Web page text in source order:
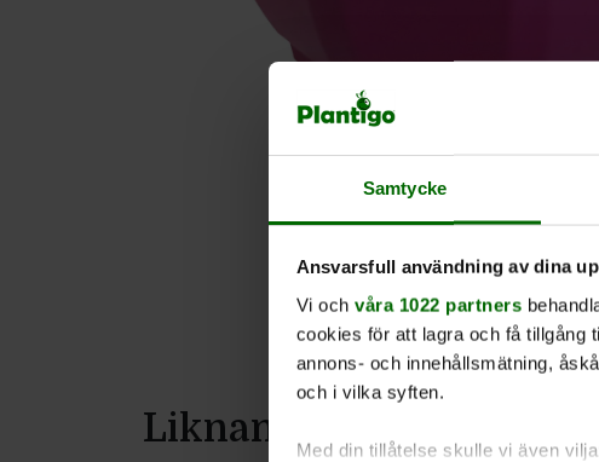
Samtycke
Ansvarsfull användning av dina
Vi och våra 1022 partners
cookies för att lagra och få tillgång
annons- och innehållsmätning,
och i vilka syften.
Med din tillåtelse skulle vi även
Liknande produkter